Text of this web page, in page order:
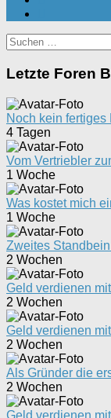
Suchen
nach:
Letzte Foren
Noch kein
4 Tagen
Vom Vertriebler
1 Woche
Was kostet mich
1 Woche
Zweites
2 Wochen
Geld verdienen
2 Wochen
Geld verdienen
2 Wochen
Als Gründer die
2 Wochen
Geld verdienen